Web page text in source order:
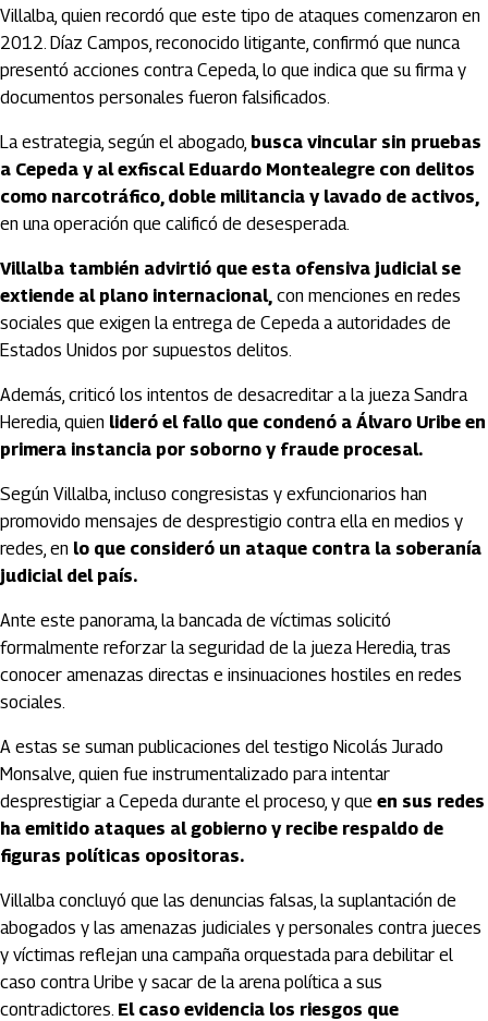
Villalba, quien recordó que este tipo de ataques comenzaron en
2012. Díaz Campos, reconocido litigante, confirmó que nunca
presentó acciones contra Cepeda, lo que indica que su firma y
documentos personales fueron falsificados.
La estrategia, según el abogado, busca vincular sin pruebas
a Cepeda y al exfiscal Eduardo Montealegre con delitos
como narcotráfico, doble militancia y lavado de activos,
en una operación que calificó de desesperada.
Villalba también advirtió que esta ofensiva judicial se
extiende al plano internacional, con menciones en redes
sociales que exigen la entrega de Cepeda a autoridades de
Estados Unidos por supuestos delitos.
Además, criticó los intentos de desacreditar a la jueza Sandra
Heredia, quien lideró el fallo que condenó a Álvaro Uribe en
primera instancia por soborno y fraude procesal.
Según Villalba, incluso congresistas y exfuncionarios han
promovido mensajes de desprestigio contra ella en medios y
redes, en lo que consideró un ataque contra la soberanía
judicial del país.
Ante este panorama, la bancada de víctimas solicitó
formalmente reforzar la seguridad de la jueza Heredia, tras
conocer amenazas directas e insinuaciones hostiles en redes
sociales.
A estas se suman publicaciones del testigo Nicolás Jurado
Monsalve, quien fue instrumentalizado para intentar
desprestigiar a Cepeda durante el proceso, y que en sus redes
ha emitido ataques al gobierno y recibe respaldo de
figuras políticas opositoras.
Villalba concluyó que las denuncias falsas, la suplantación de
abogados y las amenazas judiciales y personales contra jueces
y víctimas reflejan una campaña orquestada para debilitar el
caso contra Uribe y sacar de la arena política a sus
contradictores. El caso evidencia los riesgos que